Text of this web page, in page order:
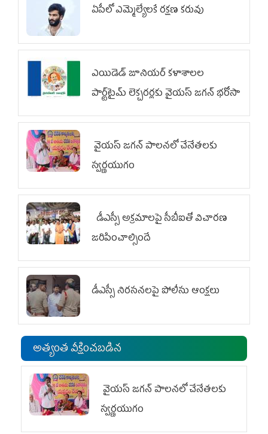
ఏపీలో ఎమ్మెల్యేల‌కే ర‌క్ష‌ణ క‌రువు
ఎయిడెడ్‌ జూనియర్‌ కళాశాలల
పార్ట్‌టైమ్‌ లెక్చరర్లకు వైయ‌స్ జగన్ భరోసా
వైయ‌స్ జగన్ పాలనలో చేనేతలకు
స్వర్ణయుగం
డీఎస్సీ అక్రమాలపై సీబీఐతో విచారణ
జరిపించాల్సిందే
డీఎస్సీ నిరసనలపై పోలీసు ఆంక్షలు
అత్యంత వీక్షించబడిన
వైయ‌స్ జగన్ పాలనలో చేనేతలకు
స్వర్ణయుగం